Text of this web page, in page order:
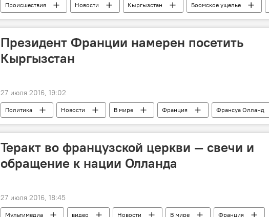
Происшествия Новости Кыргызстан Боомское ущелье
камнепад
Президент Франции намерен посетить
Кыргызстан
27 июля 2016, 19:02
Политика Новости В мире Франция
Франсуа Олланд
Асеин Исаев
верительные грамоты
Теракт во французской церкви — свечи и
обращение к нации Олланда
27 июля 2016, 18:45
Мультимедиа видео Новости В мире
Франция